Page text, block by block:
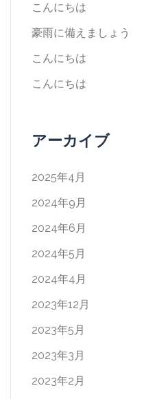
こんにちは
豪雨に備えましょう
こんにちは
こんにちは
アーカイブ
2025年4月
2024年9月
2024年6月
2024年5月
2024年4月
2023年12月
2023年5月
2023年3月
2023年2月